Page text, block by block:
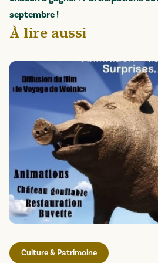
septembre !
À lire aussi
Culture & Patrimoine